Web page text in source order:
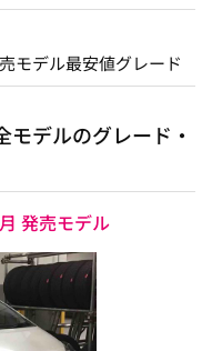
モデル最安値グレード
デルのグレード・
発売モデル